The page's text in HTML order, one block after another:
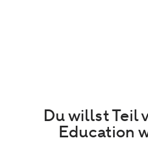
Du willst Teil
Education